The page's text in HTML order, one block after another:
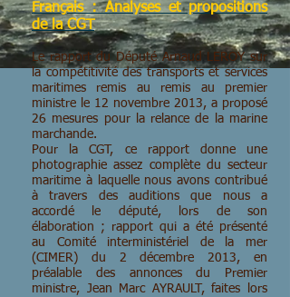
Français : Analyses et propositions
de la CGT
Le rapport du Député Arnaud LEROY sur
la compétitivité des transports et services
maritimes remis au remis au premier
ministre le 12 novembre 2013, a proposé
26 mesures pour la relance de la marine
marchande.
Pour la CGT, ce rapport donne une
photographie assez complète du secteur
maritime à laquelle nous avons contribué
à travers des auditions que nous a
accordé le député, lors de son
élaboration ; rapport qui a été présenté
au Comité interministériel de la mer
(CIMER) du 2 décembre 2013, en
préalable des annonces du Premier
ministre, Jean Marc AYRAULT, faites lors